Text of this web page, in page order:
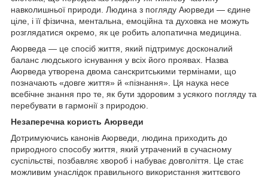
навколишньої природи. Людина з погляду Аюрведи — єдине
ціле, і її фізична, ментальна, емоційна та духовка не можуть
розглядатися окремо, як це робить алопатична медицина.
Аюрведа — це спосіб життя, який підтримує досконалий
баланс людського існування у всіх його проявах. Назва
Аюрведа утворена двома санскритськими термінами, що
позначають «довге життя» й «пізнання». Ця наука несе
всебічне знання про те, як бути здоровим з усякого погляду та
перебувати в гармонії з природою.
Незаперечна користь Аюрведи
Дотримуючись канонів Аюрведи, людина приходить до
природного способу життя, який утрачений в сучасному
суспільстві, позбавляє хвороб і набуває довголіття. Це стає
можливим унаслідок правильного використання життєвого